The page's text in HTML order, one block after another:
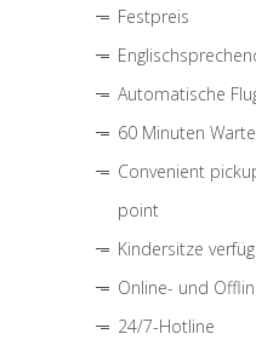
Festpreis
Automatische
60 Minuten
Convenient
point
Kindersitze
Online- und
24/7-Hotline